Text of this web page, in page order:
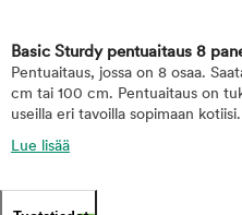
Basic Sturdy pentuaitaus 8
Pentuaitaus, jossa on 8 osaa.
cm tai 100 cm. Pentuaitaus on
useilla eri tavoilla sopimaan kotiisi.
Lue lisää